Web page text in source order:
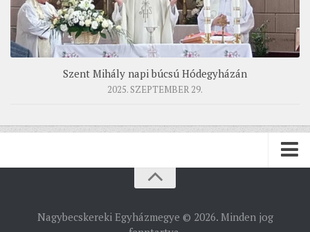
Szent Mihály napi búcsú Hódegyházán
2025. SZEPTEMBER 29.
Nagybecskereki Egyházmegye © 2026. Minden jog